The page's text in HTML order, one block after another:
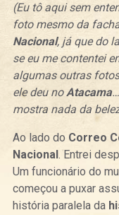
(Eu tô aqui sem
foto mesmo da
Nacional, já que do
se eu me contentei
algumas outras
ele deu noAtacama
mostra nada da
Ao lado do Correo
Nacional . Entrei
Um funcionário do
começou a puxar
história paralela da